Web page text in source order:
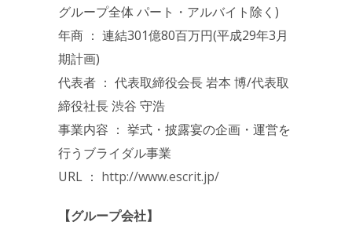
グループ全体 パート・アルバイト除く)
年商 ： 連結301億80百万円(平成29年3月
期計画)
代表者 ： 代表取締役会長 岩本 博/代表取
締役社長 渋谷 守浩
事業内容 ： 挙式・披露宴の企画・運営を
行うブライダル事業
URL ： http://www.escrit.jp/
【グループ会社】